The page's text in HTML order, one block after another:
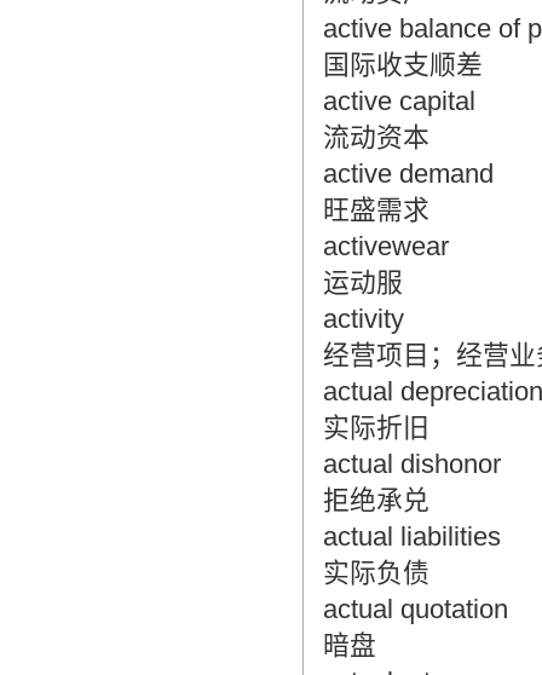
active balance of
国际收支顺差
active capital
流动资本
active demand
旺盛需求
activewear
运动服
activity
经营项目；经营业
actual depreciation
实际折旧
actual dishonor
拒绝承兑
actual liabilities
实际负债
actual quotation
暗盘